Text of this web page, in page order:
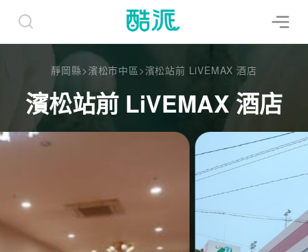
靜岡縣>濱松市中區>濱松站前 LiVEMAX 酒店
濱松站前 LiVEMAX 酒店